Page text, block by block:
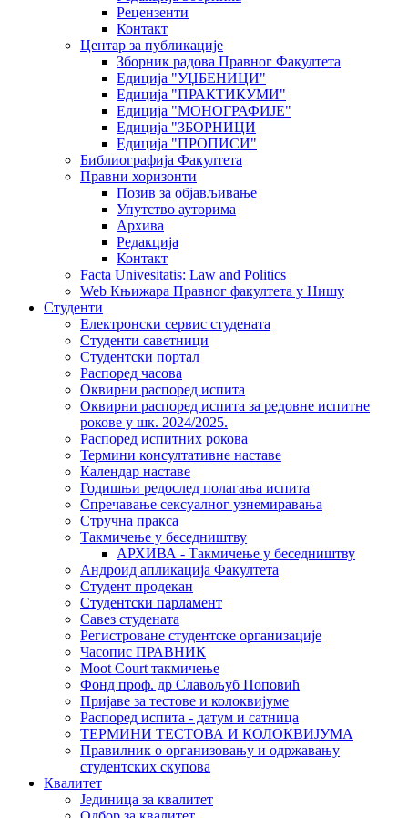
Рецензенти
Контакт
Центар за публикације
Зборник радова Правног Факултета
Едиција "УЏБЕНИЦИ"
Едиција "ПРАКТИКУМИ"
Едиција "МОНОГРАФИЈЕ"
Едиција "ЗБОРНИЦИ
Едиција "ПРОПИСИ"
Библиографија Факултета
Правни хоризонти
Позив за објављивање
Упутство ауторима
Архива
Редакција
Контакт
Facta Univesitatis: Law and Politics
Web Књижара Правног факултета у Нишу
Студенти
Електронски сервис студената
Студенти саветници
Студентски портал
Распоред часова
Оквирни распоред испита
Оквирни распоред испита за редовне испитне
рокове у шк. 2024/2025.
Распоред испитних рокова
Термини консултативне наставе
Календар наставе
Годишњи редослед полагања испита
Спречавање сексуалног узнемиравања
Стручна пракса
Такмичење у беседништву
АРХИВА - Такмичење у беседништву
Андроид апликација Факултета
Студент продекан
Студентски парламент
Савез студената
Регистроване студентске организације
Часопис ПРАВНИК
Moot Court такмичење
Фонд проф. др Славољуб Поповић
Пријаве за тестове и колоквијуме
Распоред испита - датум и сатница
ТЕРМИНИ ТЕСТОВА И КОЛОКВИЈУМА
Правилник о организовању и одржавању
студентских скупова
Квалитет
Јединица за квалитет